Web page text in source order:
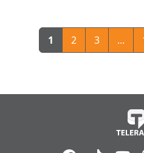
1 2 3 ...